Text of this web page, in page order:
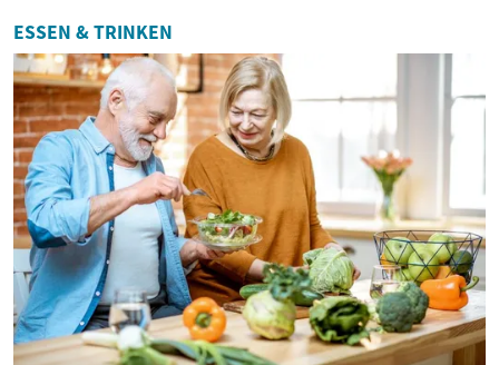
ESSEN & TRINKEN